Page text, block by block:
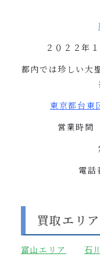
２０２２年
都内では珍しい大
東京都台東
営業時間
電話
買取エリ
富山エリア 石